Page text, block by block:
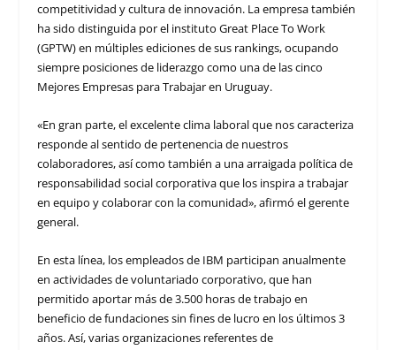
competitividad y cultura de innovación. La empresa también
ha sido distinguida por el instituto Great Place To Work
(GPTW) en múltiples ediciones de sus rankings, ocupando
siempre posiciones de liderazgo como una de las cinco
Mejores Empresas para Trabajar en Uruguay.
«En gran parte, el excelente clima laboral que nos caracteriza
responde al sentido de pertenencia de nuestros
colaboradores, así como también a una arraigada política de
responsabilidad social corporativa que los inspira a trabajar
en equipo y colaborar con la comunidad», afirmó el gerente
general.
En esta línea, los empleados de IBM participan anualmente
en actividades de voluntariado corporativo, que han
permitido aportar más de 3.500 horas de trabajo en
beneficio de fundaciones sin fines de lucro en los últimos 3
años. Así, varias organizaciones referentes de